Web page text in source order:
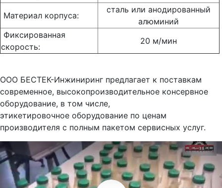
Материал корпуса:
сталь или анодированный
алюминий
Фиксированная
скорость:
20 м/мин
ООО БЕСТЕК-Инжиниринг предлагает к поставкам
современное, высокопроизводительное консервное
оборудование, в том числе,
этикетировочное оборудование по ценам
производителя с полным пакетом сервисных услуг.